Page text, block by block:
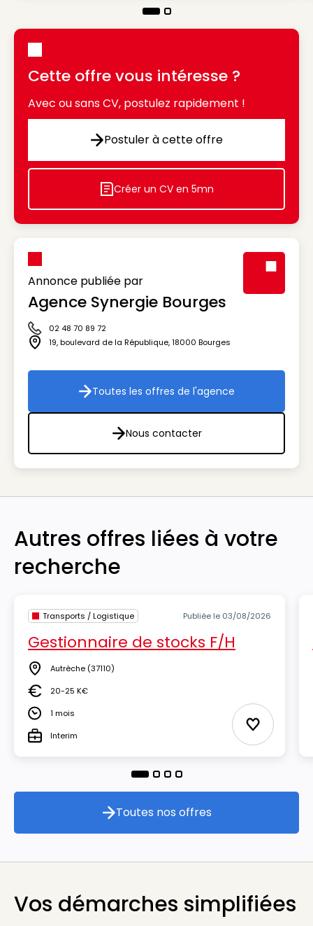
Cette offre vous intéresse ?
Avec ou sans CV, postulez rapidement !
Postuler à cette offre
Postuler à cette offre
Icon decorative
Créer un CV en 5mn
Annonce publiée par
Agence Synergie Bourges
Icône téléphone
02 48 70 89 72
Icône adresse
19, boulevard de la République,18000 Bourges
Toutes les offres de l'agence
Toutes les offres de l'agence
Nous contacter
Nous contacter
Autres offres liées à votre
recherche
Transports / Logistique Publiée le 03/08/2026
Gestionnaire de stocks F/H
Lieu Autrèche (37110)
Salaire20-25 K€
Durée1 mois
TypeInterim Ajouter
Toutes nos offres
Toutes nos offres
Vos démarches simplifiées